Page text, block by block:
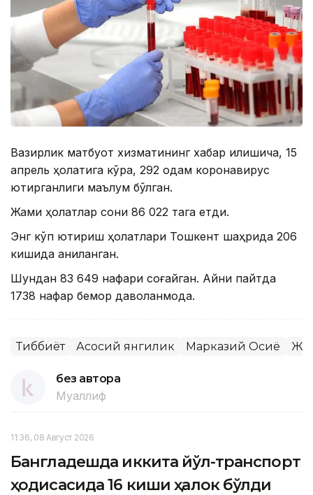
Вазирлик матбуот хизматининг хабар қилишича, 15
апрель ҳолатига кўра, 292 одам коронавирус
юқтирганлиги маълум бўлган.
Жами ҳолатлар сони 86 022 тага етди.
Энг кўп юқтириш ҳолатлари Тошкент шаҳрида 206
кишида аниқланган.
Шундан 83 649 нафари соғайган. Айни пайтда
1738 нафар бемор даволанмоқда.
Тиббиёт Асосий янгилик Марказий Осиё
без автора
Муаллиф
11:36, 08 Август 2026
Бангладешда иккита йўл-транспорт
ҳодисасида 16 киши ҳалок бўлди